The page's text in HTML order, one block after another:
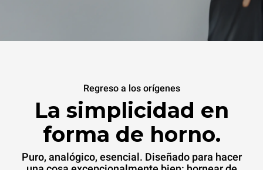
Regreso a los orígenes
La simplicidad en
forma de horno.
Puro, analógico, esencial. Diseñado para hacer